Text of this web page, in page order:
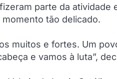
parte da atividade
tão delicado.
muitos e fortes. Um
e vamos à luta”,